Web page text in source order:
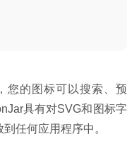
您的图标可以搜索、预
具有对SVG和图标字
任何应用程序中。